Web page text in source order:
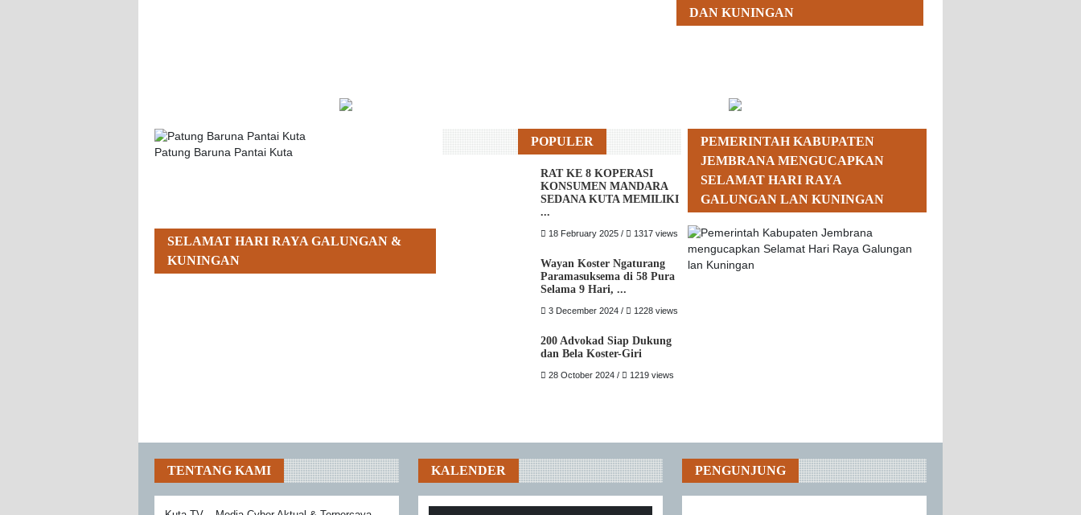
DAN KUNINGAN
Patung Baruna Pantai Kuta
SELAMAT HARI RAYA GALUNGAN &
KUNINGAN
POPULER
RAT KE 8 KOPERASI
KONSUMEN MANDARA
SEDANA KUTA MEMILIKI
...
18 February 2025 / 1317 views
Wayan Koster Ngaturang
Paramasuksema di 58 Pura
Selama 9 Hari, ...
3 December 2024 / 1228 views
200 Advokad Siap Dukung
dan Bela Koster-Giri
28 October 2024 / 1219 views
PEMERINTAH KABUPATEN
JEMBRANA MENGUCAPKAN
SELAMAT HARI RAYA
GALUNGAN LAN KUNINGAN
TENTANG KAMI KALENDER PENGUNJUNG